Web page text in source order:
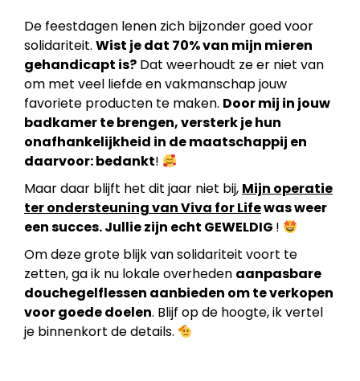
De feestdagen lenen zich bijzonder goed voor
solidariteit. Wist je dat 70% van mijn mieren
gehandicapt is? Dat weerhoudt ze er niet van
om met veel liefde en vakmanschap jouw
favoriete producten te maken. Door mij in jouw
badkamer te brengen, versterk je hun
onafhankelijkheid in de maatschappij en
daarvoor: bedankt!
Maar daar blijft het dit jaar niet bij, Mijn operatie
ter ondersteuning van Viva for Lifewas weer
een succes. Jullie zijn echt GEWELDIG !
Om deze grote blijk van solidariteit voort te
zetten, ga ik nu lokale overheden aanpasbare
douchegelflessen aanbieden om te verkopen
voor goede doelen. Blijf op de hoogte, ik vertel
je binnenkort de details.